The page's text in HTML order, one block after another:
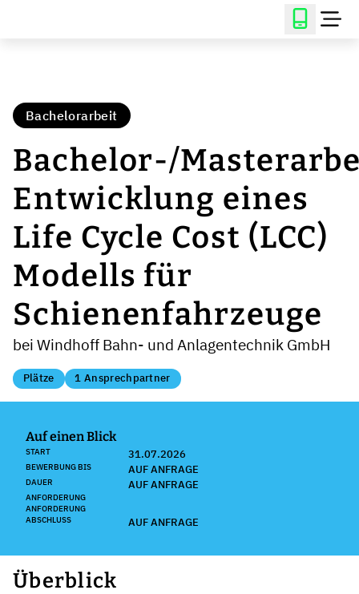
Bachelorarbeit
Bachelor-/
Entwicklung eines
Life Cycle Cost (LCC)
Modells für
Schienenfahrzeuge
bei Windhoff Bahn- und Anlagentechnik GmbH
Plätze 1 Ansprechpartner
Auf einen Blick
START 31.07.2026
BEWERBUNG BIS AUF ANFRAGE
DAUER AUF ANFRAGE
ANFORDERUNG
ANFORDERUNG
ABSCHLUSS
AUF ANFRAGE
Überblick